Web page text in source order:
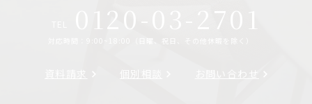
0120-03-2701
対応時間：9:00~18:00（日曜、祝日、その他休暇を除く）
個別相談 お問い合わせ